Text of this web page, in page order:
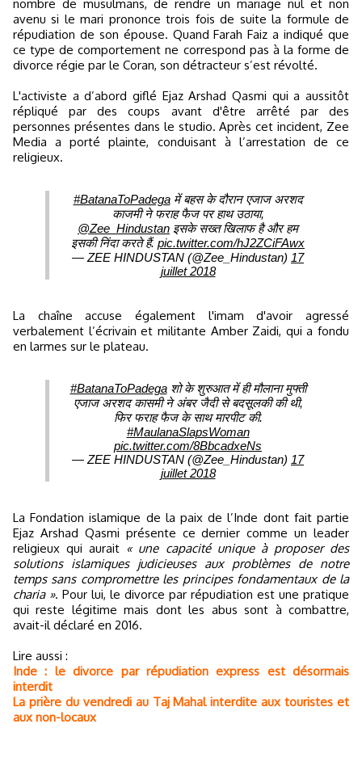
nombre de musulmans, de rendre un mariage nul et non
avenu si le mari prononce trois fois de suite la formule de
répudiation de son épouse. Quand Farah Faiz a indiqué que
ce type de comportement ne correspond pas à la forme de
divorce régie par le Coran, son détracteur s’est révolté.
L'activiste a d’abord giflé Ejaz Arshad Qasmi qui a aussitôt
répliqué par des coups avant d'être arrêté par des
personnes présentes dans le studio. Après cet incident, Zee
Media a porté plainte, conduisant à l’arrestation de ce
religieux.
#BatanaToPadegaमें बहस के दौरान एजाज अरशद
काजमी ने फराह फैज पर हाथ उठाया,
@Zee_Hindustan इसके सख्त खिलाफ है और हम
इसकी निंदा करते हैं. pic.twitter.com/hJ2ZCiFAwx
— ZEE HINDUSTAN (@Zee_Hindustan) 17
juillet 2018
La chaîne accuse également l'imam d'avoir agressé
verbalement l’écrivain et militante Amber Zaidi, qui a fondu
en larmes sur le plateau.
#BatanaToPadegaशो के शुरुआत में ही मौलाना मुफ्ती
एजाज अरशद कासमी ने अंबर जैदी से बदसूलकी की थी,
फिर फराह फैज के साथ मारपीट की.
#MaulanaSlapsWoman
pic.twitter.com/8BbcadxeNs
— ZEE HINDUSTAN (@Zee_Hindustan) 17
juillet 2018
La Fondation islamique de la paix de l’Inde dont fait partie
Ejaz Arshad Qasmi présente ce dernier comme un leader
religieux qui aurait « une capacité unique à proposer des
solutions islamiques judicieuses aux problèmes de notre
temps sans compromettre les principes fondamentaux de la
charia ». Pour lui, le divorce par répudiation est une pratique
qui reste légitime mais dont les abus sont à combattre,
avait-il déclaré en 2016.
Lire aussi :
Inde : le divorce par répudiation express est désormais
interdit
La prière du vendredi au Taj Mahal interdite aux touristes et
aux non-locaux